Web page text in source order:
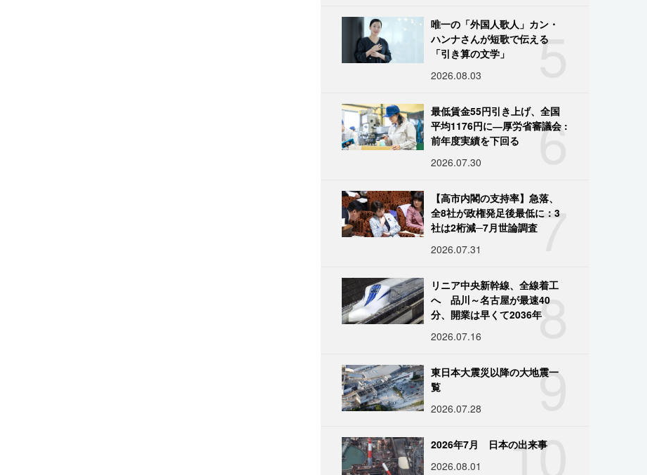
5
唯一の「外国人歌人」カン・
ハンナさんが短歌で伝える
「引き算の文学」
2026.08.03
6
最低賃金55円引き上げ、全国
平均1176円に―厚労省審議会 :
前年度実績を下回る
2026.07.30
7
【高市内閣の支持率】急落、
全8社が政権発足後最低に：3
社は2桁減─7月世論調査
2026.07.31
8
リニア中央新幹線、全線着工
へ 品川～名古屋が最速40
分、開業は早くて2036年
2026.07.16
9
東日本大震災以降の大地震一
覧
2026.07.28
10
2026年7月 日本の出来事
2026.08.01